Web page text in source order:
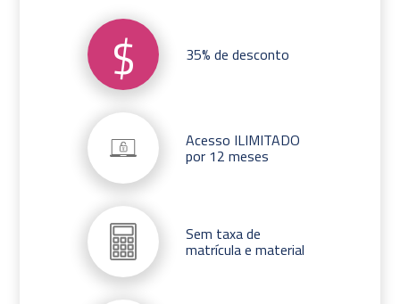
$ 35% de desconto
Acesso ILIMITADO
por 12 meses
Sem taxa de
matrícula e material